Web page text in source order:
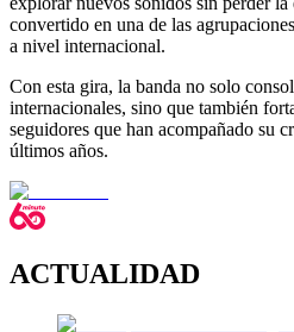
convertido en una de las
a nivel internacional.
Con esta gira, la banda no solo
internacionales, sino que también
seguidores que han acompañado su
últimos años.
ACTUALIDAD